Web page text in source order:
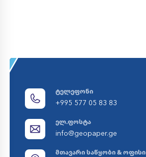
ტელეფონი
+995 577 05 83 83
ელ.ფოსტა
info@geopaper.ge
მთავარი საწყობი & ოფისი